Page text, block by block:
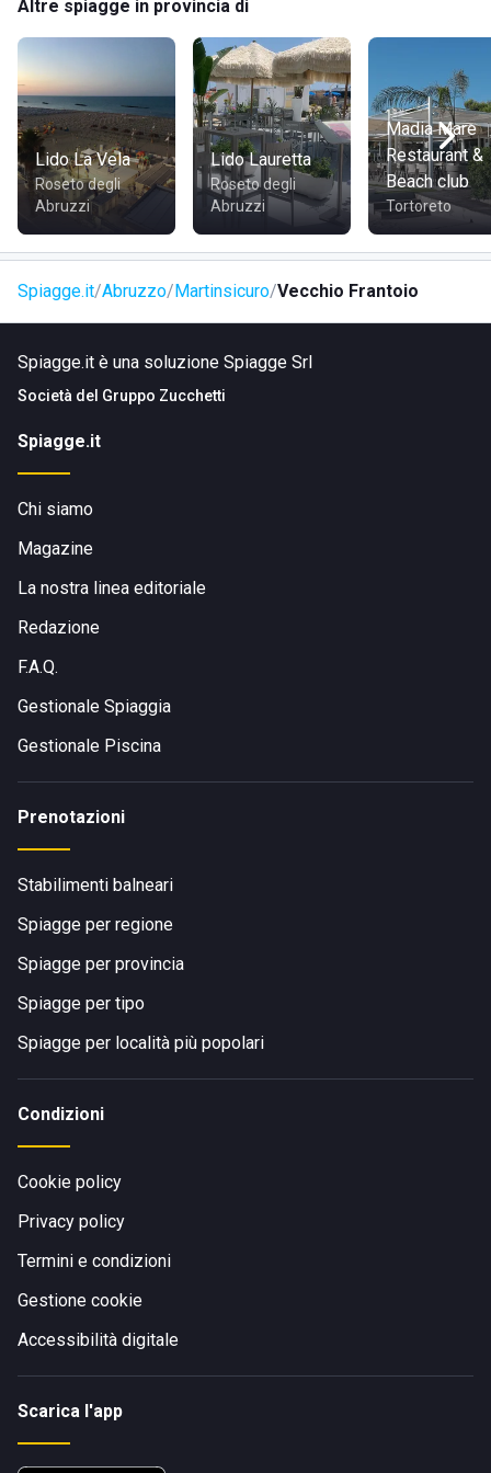
Teramo
COME RAGGIUNGERE COUNTRY HOUSE IL VECCHIO
FRANTOIO
In autodalla: Stazione diAlba Adriatica- 8 min, Stazione
diMonsampolo del Tronto- 10 min, Stazione diPorto
d'Ascoli(San Benedetto del Tronto) - 12 min.
Altre spiagge in provincia di
Lido La Vela
Roseto degli
Abruzzi
Lido Lauretta
Roseto degli
Abruzzi
Madia Mare
Restaurant &
Beach club
Tortoreto
Spiagge.it Abruzzo Martinsicuro Vecchio Frantoio
Spiagge.it è una soluzione Spiagge Srl
Società del Gruppo Zucchetti
Spiagge.it
Chi siamo
Magazine
La nostra linea editoriale
Redazione
F.A.Q.
Gestionale Spiaggia
Gestionale Piscina
Prenotazioni
Stabilimenti balneari
Spiagge per regione
Spiagge per provincia
Spiagge per tipo
Spiagge per località più popolari
Condizioni
Cookie policy
Privacy policy
Termini e condizioni
Gestione cookie
Accessibilità digitale
Scarica l'app